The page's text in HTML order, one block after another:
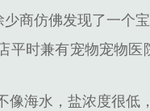
少商仿佛发现了一个
平时兼有宠物宠物
像海水，盐浓度很低